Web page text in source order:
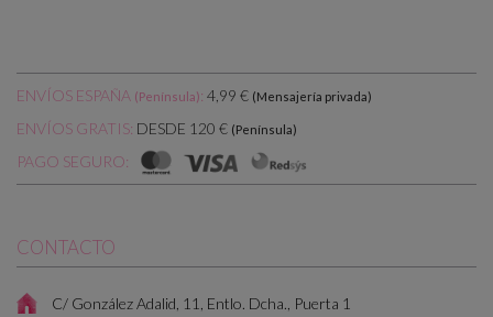
ENVÍOS ESPAÑA (Península): 4,99 € (Mensajería privada)
ENVÍOS GRATIS: DESDE 120 € (Península)
PAGO SEGURO:
CONTACTO
C/ González Adalid, 11, Entlo. Dcha., Puerta 1